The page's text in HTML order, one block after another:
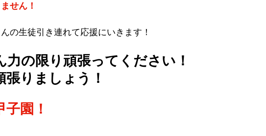
せん！
の生徒引き連れて応援にいきます！
の限り頑張ってください！
りましょう！
園！